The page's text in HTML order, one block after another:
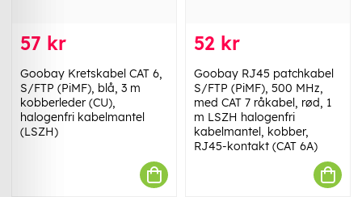
57 kr
Goobay Kretskabel CAT 6,
S/FTP (PiMF), blå, 3 m
kobberleder (CU),
halogenfri kabelmantel
(LSZH)
52 kr
Goobay RJ45 patchkabel
S/FTP (PiMF), 500 MHz,
med CAT 7 råkabel, rød, 1
m LSZH halogenfri
kabelmantel, kobber,
RJ45-kontakt (CAT 6A)